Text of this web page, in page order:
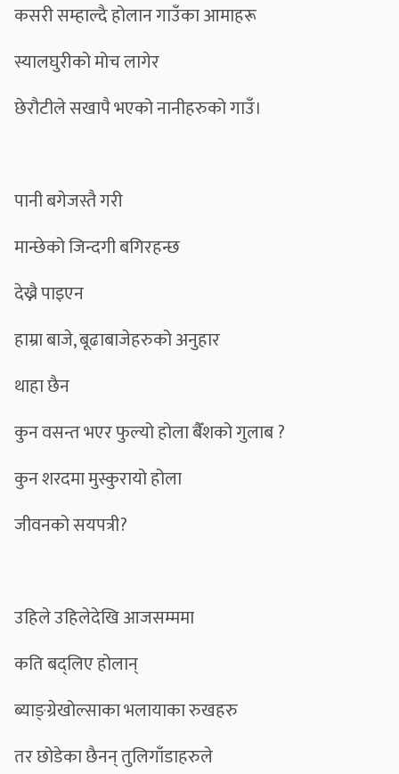
कसरी सम्हाल्दै होलान गाउँका आमाहरू
स्यालघुरीको मोच लागेर
छेरौटीले सखापै भएको नानीहरुको गाउँ।
पानी बगेजस्तै गरी
मान्छेको जिन्दगी बगिरहन्छ
देख्नै पाइएन
हाम्रा बाजे, बूढाबाजेहरुको अनुहार
थाहा छैन
कुन वसन्त भएर फुल्यो होला बैँशको गुलाब ?
कुन शरदमा मुस्कुरायो होला
जीवनको सयपत्री?
उहिले उहिलेदेखि आजसम्ममा
कति बद्लिए होलान्
ब्याङ्ग्रेखोल्साका भलायाका रुखहरु
तर छोडेका छैनन् तुलिगाँडाहरुले